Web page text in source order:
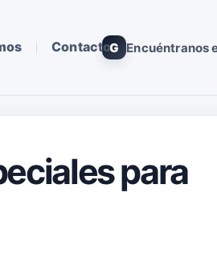
ContactoG Encuéntranos
para